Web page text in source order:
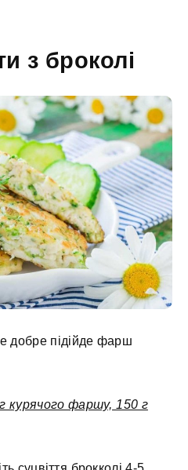
з броколі
добре підійде фарш
курячого фаршу, 150 г